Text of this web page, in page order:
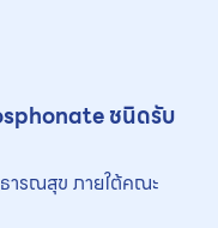
ชนิดรับ
ารณสุข ภายใต้คณะ